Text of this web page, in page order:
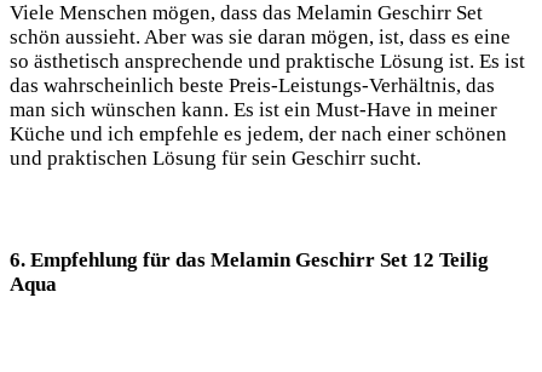
Viele Menschen‍ mögen, dass das Melamin Geschirr Set
schön aussieht. Aber was sie daran mögen, ist, dass ‍es eine
so ästhetisch ansprechende ⁣und praktische Lösung ist. Es⁤ ist⁢
das⁢ wahrscheinlich beste⁢ Preis-Leistungs-Verhältnis, das
man sich wünschen kann. Es ​ist ein Must-Have ‌in meiner
Küche⁣ und ich empfehle es jedem, ⁢der ‍nach einer schönen
und⁤ praktischen Lösung für sein Geschirr sucht.
6. Empfehlung für das ⁢Melamin Geschirr Set 12 Teilig
Aqua